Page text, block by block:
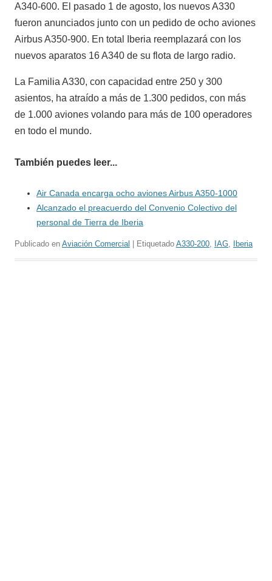
A340-600. El pasado 1 de agosto, los nuevos A330
fueron anunciados junto con un pedido de ocho aviones
Airbus A350-900. En total Iberia reemplazará con los
nuevos aparatos 16 A340 de su flota de largo radio.
La Familia A330, con capacidad entre 250 y 300
asientos, ha atraído a más de 1.300 pedidos, con más
de 1.000 aviones volando para más de 100 operadores
en todo el mundo.
También puedes leer...
Air Canada encarga ocho aviones Airbus A350-1000
Alcanzado el preacuerdo del Convenio Colectivo del
personal de Tierra de Iberia
Publicado en Aviación Comercial | Etiquetado A330-200 IAG Iberia